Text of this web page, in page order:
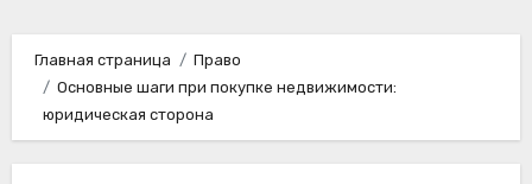
Главная страница
Право
Основные шаги при покупке недвижимости:
юридическая сторона